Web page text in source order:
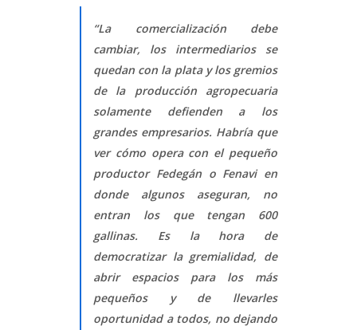
“La comercialización debe
cambiar, los intermediarios se
quedan con la plata y los gremios
de la producción agropecuaria
solamente defienden a los
grandes empresarios. Habría que
ver cómo opera con el pequeño
productor Fedegán o Fenavi en
donde algunos aseguran, no
entran los que tengan 600
gallinas. Es la hora de
democratizar la gremialidad, de
abrir espacios para los más
pequeños y de llevarles
oportunidad a todos, no dejando